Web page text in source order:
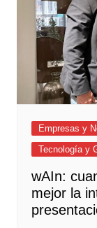
Empresas y
Tecnología y
wAIn:
mejor la